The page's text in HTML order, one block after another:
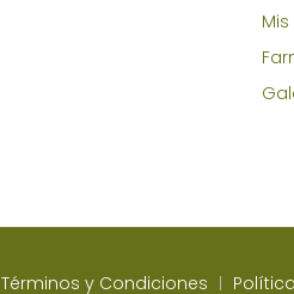
Términos y Condiciones